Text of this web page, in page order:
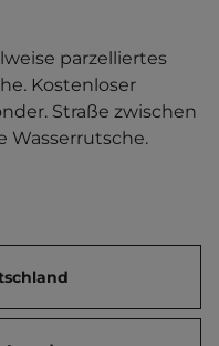
parzelliertes
Kostenloser
Straße zwischen
Wasserrutsche.
Durch
Separater